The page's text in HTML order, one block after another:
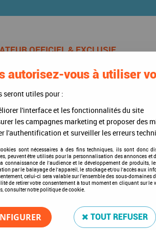
DE CHAMPAGNE
2012
Texte
Soyez le
DA4666
autorisez-vous à utiliser
seront utiles pour :
l'interface et les fonctionnalités du site
les campagnes marketing et proposer des
l'authentification et surveiller les erreurs
sont nécessaires à des fins techniques, ils sont donc
peuvent être utilisés pour la personnalisation des annonces et
connaissance de l'audience et le développement de produits,
par le balayage de l'appareil, le stockage et/ou l'accès aux
celui-ci sera valable sur l’ensemble des sous-
de retirer votre consentement à tout moment en cliquant sur le
consulter notre politique de cookie.
TOUT REFUSER